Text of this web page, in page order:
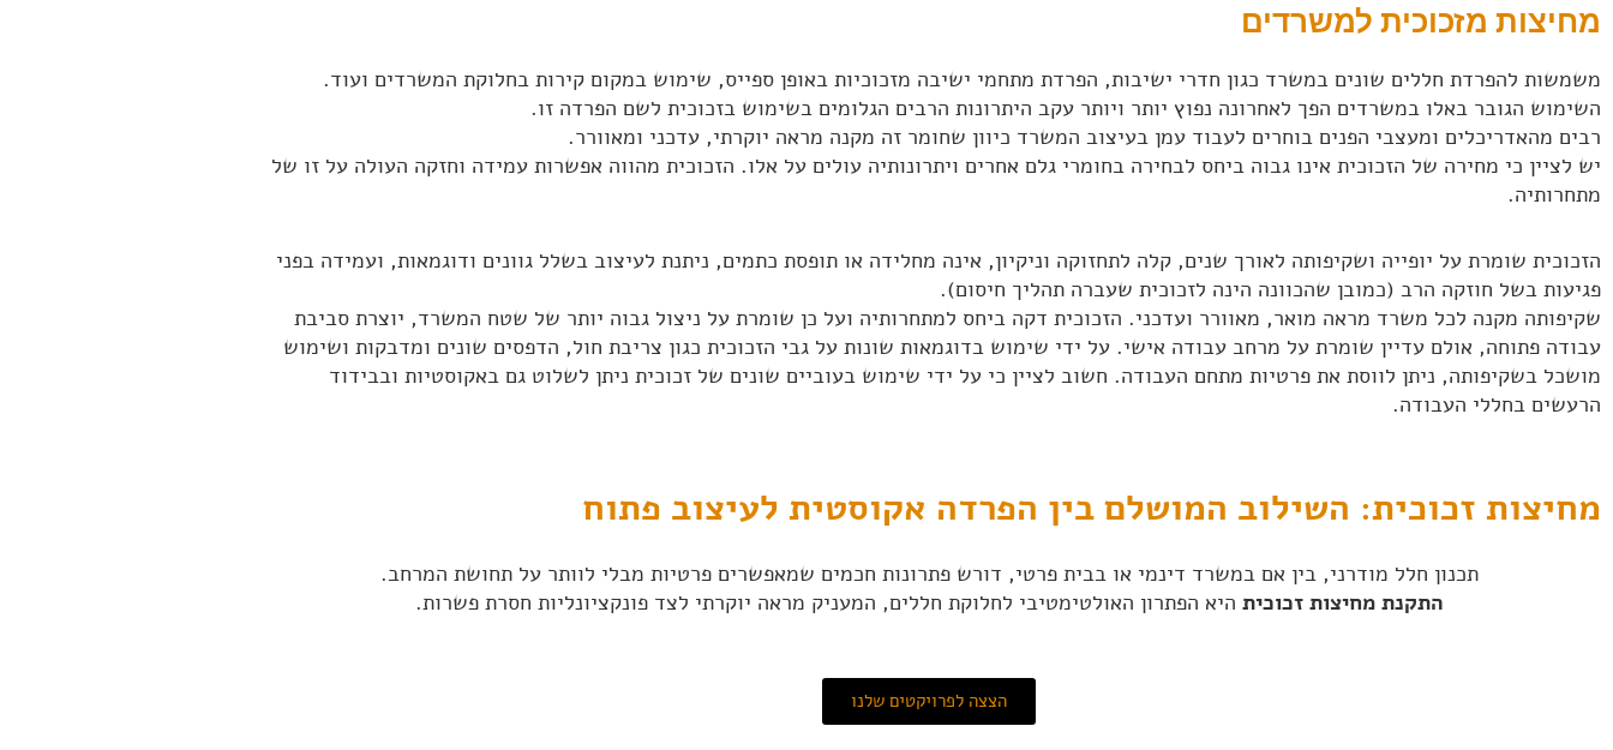
מחיצות מזכוכית למשרדים
משמשות להפרדת חללים שונים במשרד כגון חדרי ישיבות, הפרדת מתחמי ישיבה מזכוכיות באופן ספייס, שימוש במקום קירות בחלוקת המשרדים ועוד.
השימוש הגובר באלו במשרדים הפך לאחרונה נפוץ יותר ויותר עקב היתרונות הרבים הגלומים בשימוש בזכוכית לשם הפרדה זו.
רבים מהאדריכלים ומעצבי הפנים בוחרים לעבוד עמן בעיצוב המשרד כיוון שחומר זה מקנה מראה יוקרתי, עדכני ומאוורר.
יש לציין כי מחירה של הזכוכית אינו גבוה ביחס לבחירה בחומרי גלם אחרים ויתרונותיה עולים על אלו. הזכוכית מהווה אפשרות עמידה וחזקה העולה על זו של
מתחרותיה.
הזכוכית שומרת על יופייה ושקיפותה לאורך שנים, קלה לתחזוקה וניקיון, אינה מחלידה או תופסת כתמים, ניתנת לעיצוב בשלל גוונים ודוגמאות, ועמידה בפני
פגיעות בשל חוזקה הרב (כמובן שהכוונה הינה לזכוכית שעברה תהליך חיסום).
שקיפותה מקנה לכל משרד מראה מואר, מאוורר ועדכני. הזכוכית דקה ביחס למתחרותיה ועל כן שומרת על ניצול גבוה יותר של שטח המשרד, יוצרת סביבת
עבודה פתוחה, אולם עדיין שומרת על מרחב עבודה אישי. על ידי שימוש בדוגמאות שונות על גבי הזכוכית כגון צריבת חול, הדפסים שונים ומדבקות ושימוש
מושכל בשקיפותה, ניתן לווסת את פרטיות מתחם העבודה. חשוב לציין כי על ידי שימוש בעוביים שונים של זכוכית ניתן לשלוט גם באקוסטיות ובבידוד
הרעשים בחללי העבודה.
מחיצות זכוכית: השילוב המושלם בין הפרדה אקוסטית לעיצוב פתוח
תכנון חלל מודרני, בין אם במשרד דינמי או בבית פרטי, דורש פתרונות חכמים שמאפשרים פרטיות מבלי לוותר על תחושת המרחב.
התקנת מחיצות זכוכית היא הפתרון האולטימטיבי לחלוקת חללים, המעניק מראה יוקרתי לצד פונקציונליות חסרת פשרות.
הצצה לפרויקטים שלנו